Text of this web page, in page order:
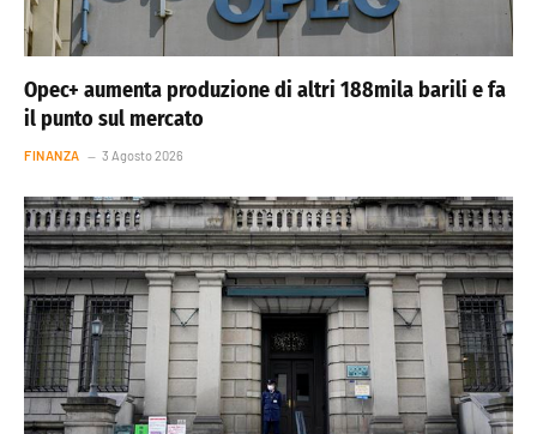
Opec+ aumenta produzione di altri 188mila barili e fa
il punto sul mercato
FINANZA 3 Agosto 2026